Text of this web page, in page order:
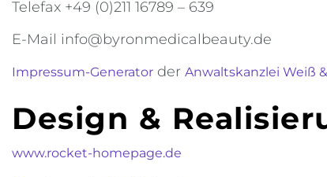
Telefax +49 (0)211 16789 – 639
E-Mail info@byronmedicalbeauty.de
Impressum-Generator der Anwaltskanzlei Weiß
Design &
www.rocket-homepage.de